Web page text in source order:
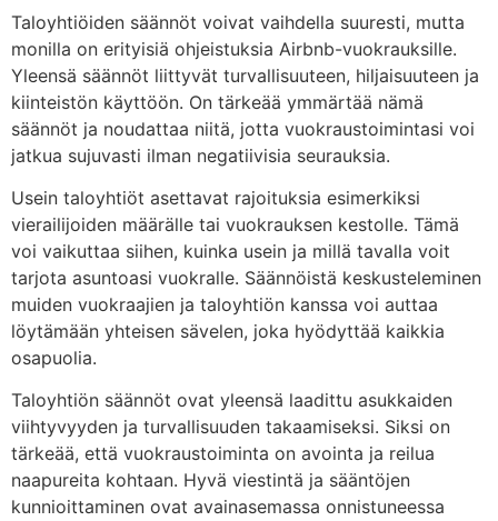
Taloyhtiöiden säännöt voivat vaihdella suuresti, mutta
monilla on erityisiä ohjeistuksia Airbnb-vuokrauksille.
Yleensä säännöt liittyvät turvallisuuteen, hiljaisuuteen ja
kiinteistön käyttöön. On tärkeää ymmärtää nämä
säännöt ja noudattaa niitä, jotta vuokraustoimintasi voi
jatkua sujuvasti ilman negatiivisia seurauksia.
Usein taloyhtiöt asettavat rajoituksia esimerkiksi
vierailijoiden määrälle tai vuokrauksen kestolle. Tämä
voi vaikuttaa siihen, kuinka usein ja millä tavalla voit
tarjota asuntoasi vuokralle. Säännöistä keskusteleminen
muiden vuokraajien ja taloyhtiön kanssa voi auttaa
löytämään yhteisen sävelen, joka hyödyttää kaikkia
osapuolia.
Taloyhtiön säännöt ovat yleensä laadittu asukkaiden
viihtyvyyden ja turvallisuuden takaamiseksi. Siksi on
tärkeää, että vuokraustoiminta on avointa ja reilua
naapureita kohtaan. Hyvä viestintä ja sääntöjen
kunnioittaminen ovat avainasemassa onnistuneessa